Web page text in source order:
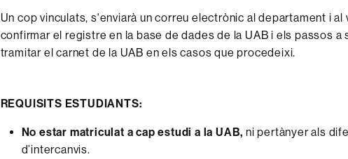
Un cop vinculats, s'enviarà un correu electrònic al departament i al
confirmar el registre en la base de dades de la UAB i els passos a
tramitar el carnet de la UAB en els casos que procedeixi.
REQUISITS ESTUDIANTS:
No estar matriculat a cap estudi a la UAB, ni pertànyer als
d’intercanvis.